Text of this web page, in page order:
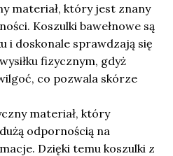
materiał, który jest znany
Koszulki bawełnowe są
i doskonale sprawdzają się
fizycznym, gdyż
co pozwala skórze
materiał, który
odpornością na
Dzięki temu koszulki z